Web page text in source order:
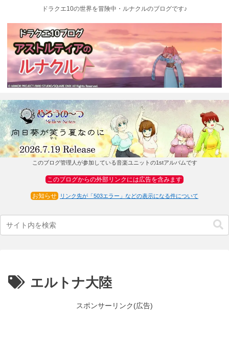
ドラクエ10の世界を冒険中・ルナクルのブログです♪
このブログ管理人が参加している音楽ユニットの1stアルバムです
このブログからの外部リンクには広告を含みます
お知らせ リンク先が「503エラー」などの表示になる件について
エルトナ大陸
スポンサーリンク(広告)